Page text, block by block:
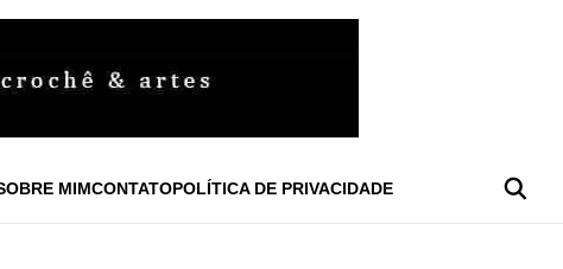
MIMCONTATOPOLÍTICA DE PRIVACIDADE